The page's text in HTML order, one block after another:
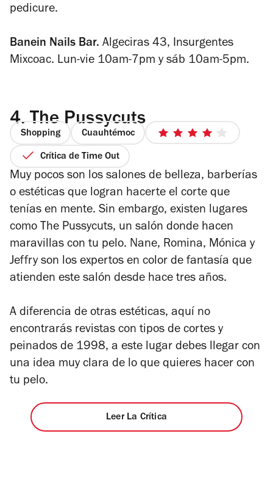
pedicure.
Banein Nails Bar. Algeciras 43, Insurgentes
Mixcoac. Lun-vie 10am-7pm y sáb 10am-5pm.
4. The Pussycuts
Shopping Cuauhtémoc
4
estrellas
Crítica de Time Out
Muy pocos son los salones de belleza, barberías
o estéticas que logran hacerte el corte que
tenías en mente. Sin embargo, existen lugares
como The Pussycuts, un salón donde hacen
maravillas con tu pelo. Nane, Romina, Mónica y
Jeffry son los expertos en color de fantasía que
atienden este salón desde hace tres años.
A diferencia de otras estéticas, aquí no
encontrarás revistas con tipos de cortes y
peinados de 1998, a este lugar debes llegar con
una idea muy clara de lo que quieres hacer con
tu pelo.
Leer La Crítica